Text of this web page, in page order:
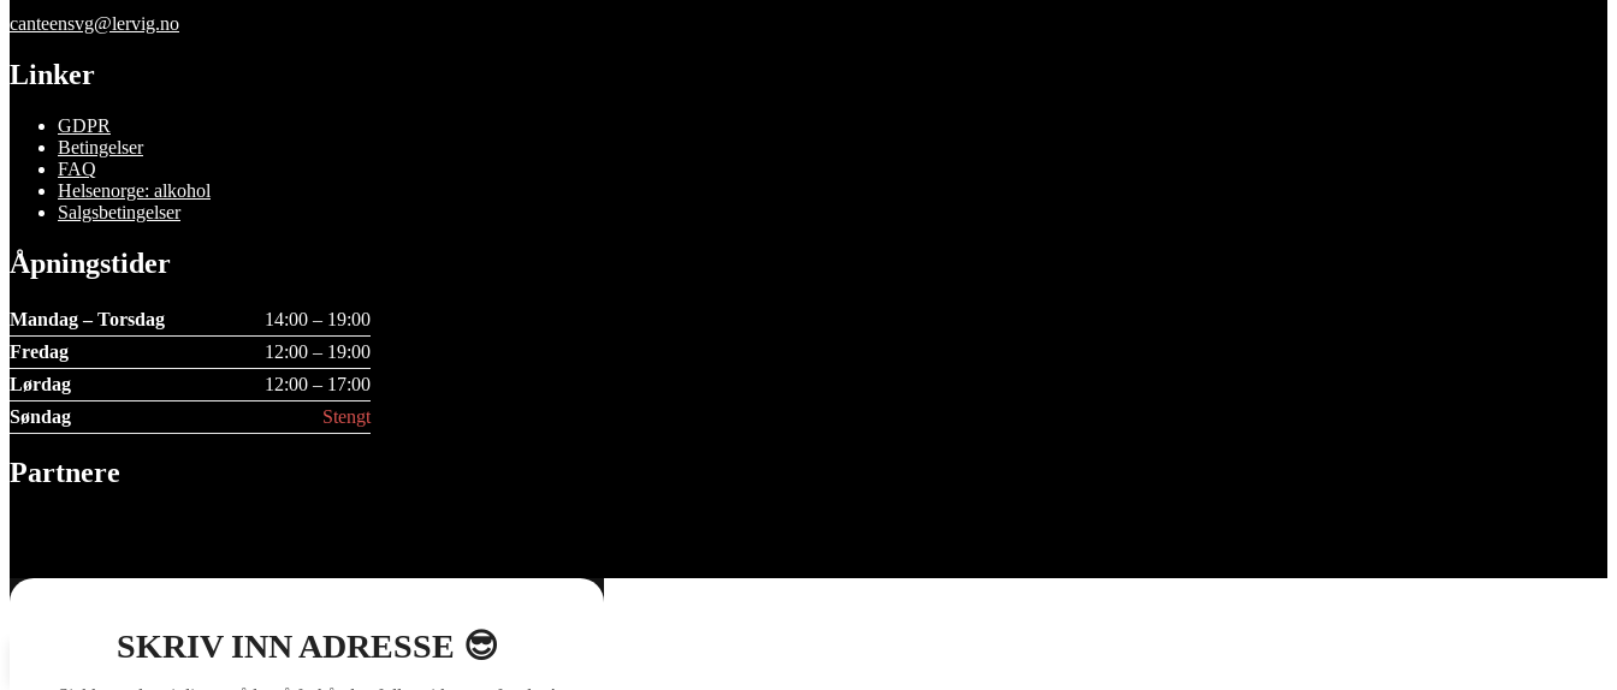
canteensvg@lervig.no
Linker
GDPR
Betingelser
FAQ
Helsenorge: alkohol
Salgsbetingelser
Åpningstider
Mandag – Torsdag
14:00 – 19:00
Fredag
12:00 – 19:00
Lørdag
12:00 – 17:00
Søndag
Stengt
Partnere
SKRIV INN ADRESSE 😎
0
Handlekurven din er tomSe utvalget